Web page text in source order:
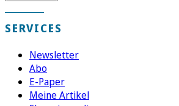
SERVICES
Newsletter
Abo
E-Paper
Meine Artikel